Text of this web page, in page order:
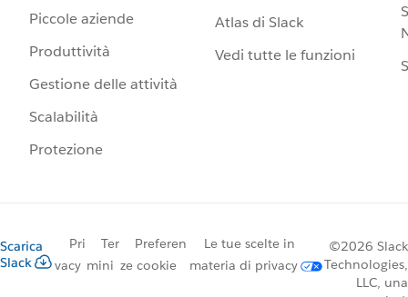
Piccole aziende
Produttività
Gestione delle attività
Scalabilità
Protezione
Atlas di Slack
Vedi tutte le funzioni
Scarica
Slack
Pri
vacy
Ter
mini
Preferen
ze cookie
Le tue scelte in
materia di privacy
©2026 Slack
Technologies,
LLC, una